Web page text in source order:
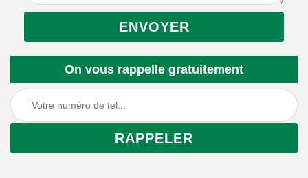
On vous rappelle gratuitement